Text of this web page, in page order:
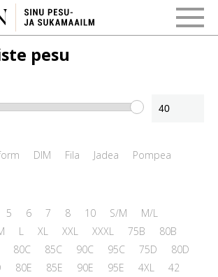
pesu
DIM Fila Jadea
Pompea
5 6 7 8 10 S/M
M/L
L XL XXL XXXL 75B
80B
80C 85C 90C 95C 75D
80D
80E 85E 90E 95E 4XL
42